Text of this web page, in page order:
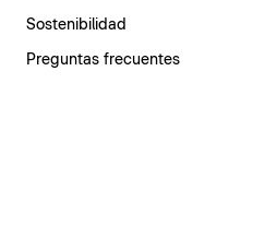
Sostenibilidad
Preguntas frecuentes